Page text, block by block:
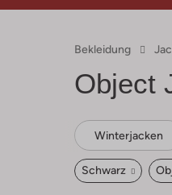
Bekleidung
Object
Winterjacken
Schwarz